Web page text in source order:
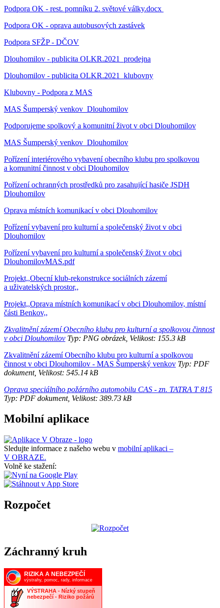
Podpora OK - rest. pomníku 2. světové války.docx
Podpora OK - oprava autobusových zastávek
Podpora SFŽP - DČOV
Dlouhomilov - publicita OLKR.2021_prodejna
Dlouhomilov - publicita OLKR.2021_klubovny
Klubovny - Podpora z MAS
MAS Šumperský venkov_Dlouhomilov
Podporujeme spolkový a komunitní život v obci Dlouhomilov
MAS Šumperský venkov_Dlouhomilov
Pořízení interiérového vybavení obecního klubu pro spolkovou
a komunitní činnost v obci Dlouhomilov
Pořízení ochranných prostředků pro zasahující hasiče JSDH
Dlouhomilov
Oprava místních komunikací v obci Dlouhomilov
Pořízení vybavení pro kulturní a společenský život v obci
Dlouhomilov
Pořízení vybavení pro kulturní a společenský život v obci
DlouhomilovMAS.pdf
Projekt,,Obecní klub-rekonstrukce sociálních zázemí
a uživatelských prostor,,
Projekt,,Oprava místních komunikací v obci Dlouhomilov, místní
části Benkov,,
Zkvalitnění zázemí Obecního klubu pro kulturní a spolkovou činnost
v obci Dlouhomilov Typ: PNG obrázek, Velikost: 155.3 kB
Zkvalitnění zázemí Obecního klubu pro kulturní a spolkovou
činnost v obci Dlouhomilov - MAS Šumperský venkov Typ: PDF
dokument, Velikost: 545.14 kB
Oprava speciálního požárního automobilu CAS - zn. TATRA T 815
Typ: PDF dokument, Velikost: 389.73 kB
Mobilní aplikace
Sledujte informace z našeho webu v mobilní aplikaci –
V OBRAZE.
Volně ke stažení:
Rozpočet
Záchranný kruh